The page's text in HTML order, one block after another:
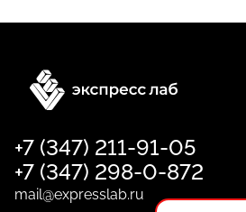
+7 (347) 211-91-05
+7 (347) 298-0-872
mail@expresslab.ru